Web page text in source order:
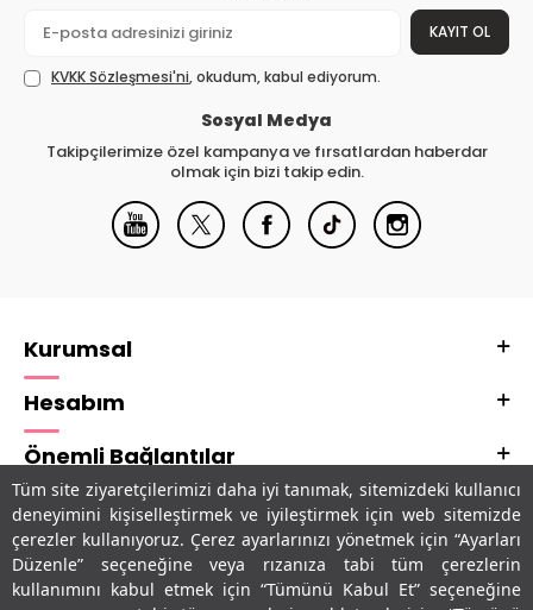
Tüm site ziyaretçilerimizi daha iyi tanımak, sitemizdeki kullanıcı
deneyimini kişiselleştirmek ve iyileştirmek için web sitemizde
çerezler kullanıyoruz. Çerez ayarlarınızı yönetmek için “Ayarları
Düzenle” seçeneğine veya rızanıza tabi tüm çerezlerin
kullanımını kabul etmek için “Tümünü Kabul Et” seçeneğine
KAYIT OL
KVKK Sözleşmesi'ni, okudum, kabul ediyorum.
Sosyal Medya
Takipçilerimize özel kampanya ve fırsatlardan haberdar
olmak için bizi takip edin.
Kurumsal
Hesabım
Önemli Bağlantılar
Adres & İletişim
Uygulamalarımız